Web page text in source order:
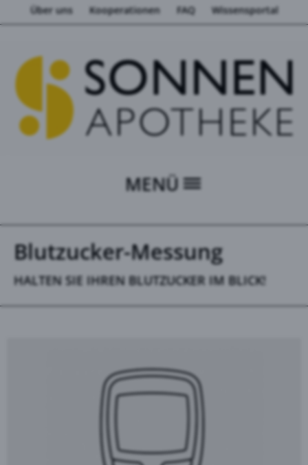
Über uns Kooperationen FAQ Wissensportal
MENÜ
Blutzucker-Messung
HALTEN SIE IHREN BLUTZUCKER IM BLICK!